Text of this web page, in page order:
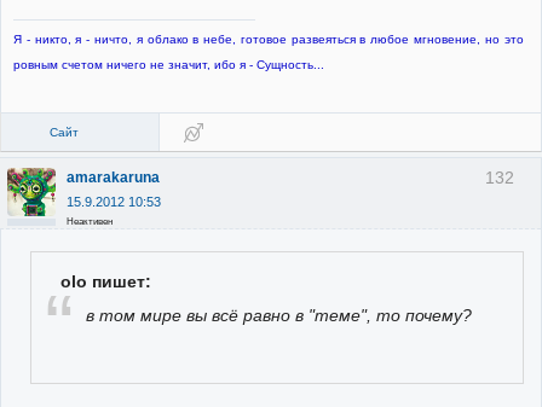
Я - никто, я - ничто, я облако в небе, готовое развеяться в любое мгновение, но это
ровным счетом ничего не значит, ибо я - Сущность...
Сайт
132
amarakaruna
15.9.2012 10:53
Неактивен
olo пишет:
в том мире вы всё равно в "теме", то почему?